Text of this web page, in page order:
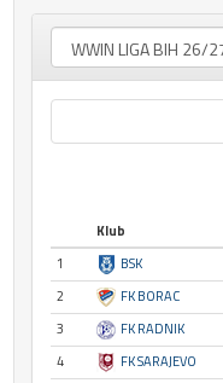
Klub
1
BSK
2
FK BORAC
3
FK RADNIK
4
FK SARAJEVO